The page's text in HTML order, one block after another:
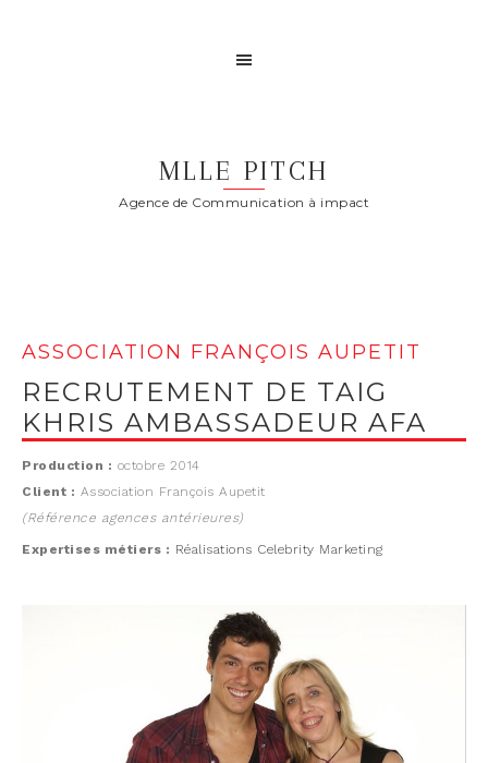
MLLE PITCH
Agence de Communication à impact
ASSOCIATION FRANÇOIS AUPETIT
RECRUTEMENT DE TAIG
KHRIS AMBASSADEUR AFA
Production : octobre 2014
Client : Association François Aupetit
(Référence agences antérieures)
Expertises métiers : Réalisations Celebrity Marketing